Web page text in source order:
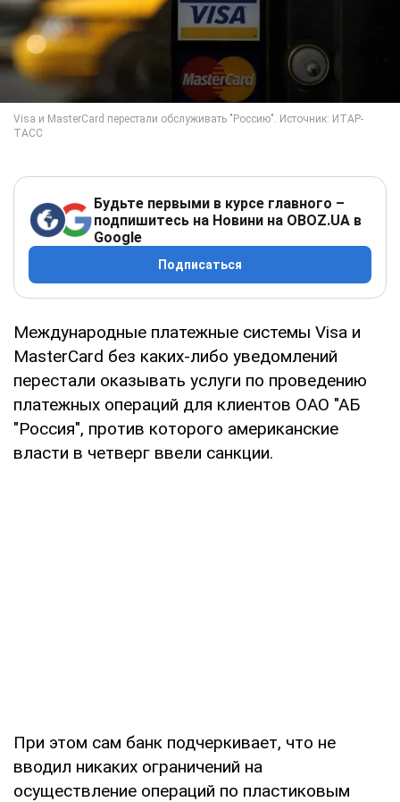
Будьте первыми в курсе главного –
подпишитесь на Новини на OBOZ.UA в
Google
Подписаться
Международные платежные системы Visa и
MasterCard без каких-либо уведомлений
перестали оказывать услуги по проведению
платежных операций для клиентов ОАО "АБ
"Россия", против которого американские
власти в четверг ввели санкции.
При этом сам банк подчеркивает, что не
вводил никаких ограничений на
осуществление операций по пластиковым